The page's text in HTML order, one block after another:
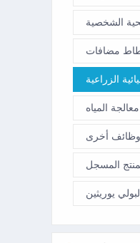
الشخصية
مضافات
الزراعية
المياه
وظائف أخرى
المسجل
يوريثين